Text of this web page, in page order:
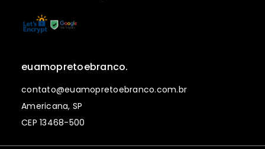
euamopretoebranco.
contato@euamopretoebranco.com.br
Americana, SP
CEP 13468-500